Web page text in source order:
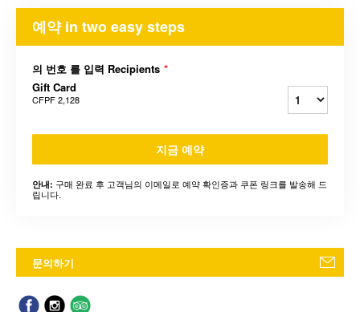
예약 in two easy steps
의 번호 를 입력 Recipients *
Gift Card
CFPF 2,128
지금 예약
안내: 구매 완료 후 고객님의 이메일로 예약 확인증과 쿠폰 링크를 발송해 드
립니다.
문의하기